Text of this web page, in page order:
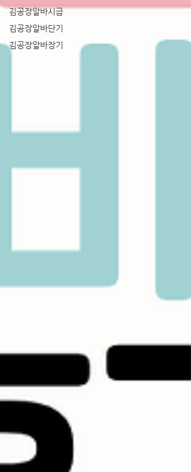
김공장알바시급
김공장알바단기
김공장알바장기